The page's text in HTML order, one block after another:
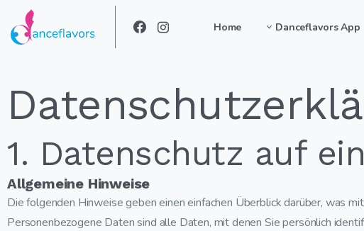
Home Danceflavors App
1. Datenschutz auf
Allgemeine Hinweise
Die folgenden Hinweise geben einen einfachen Überblick darüber, was
Personenbezogene Daten sind alle Daten, mit denen Sie persönlich